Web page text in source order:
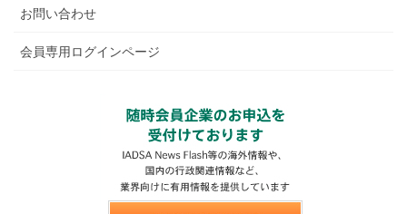
お問い合わせ
会員専用ログインページ